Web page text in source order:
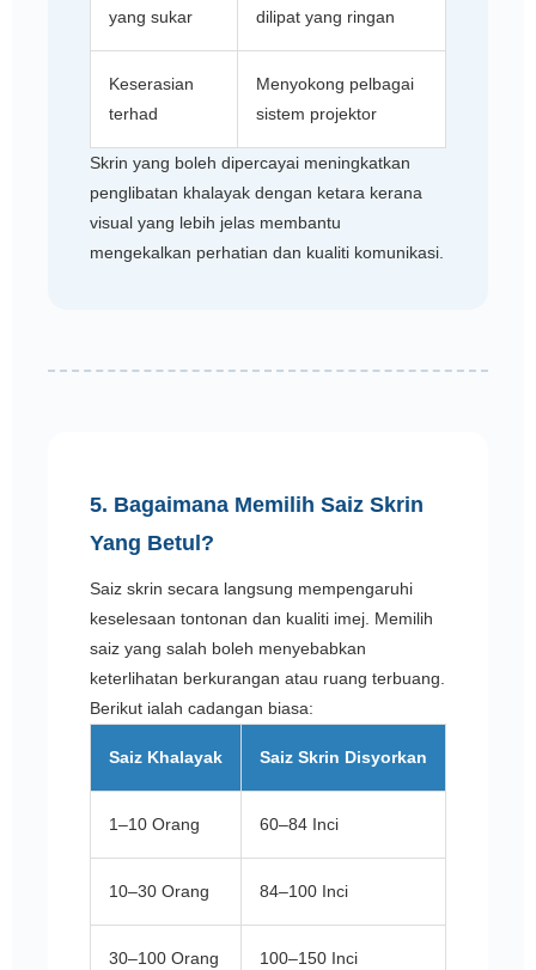
yang sukar
dilipat yang ringan
Keserasian
terhad
Menyokong pelbagai
sistem projektor
Skrin yang boleh dipercayai meningkatkan
penglibatan khalayak dengan ketara kerana
visual yang lebih jelas membantu
mengekalkan perhatian dan kualiti komunikasi.
5. Bagaimana Memilih Saiz Skrin
Yang Betul?
Saiz skrin secara langsung mempengaruhi
keselesaan tontonan dan kualiti imej. Memilih
saiz yang salah boleh menyebabkan
keterlihatan berkurangan atau ruang terbuang.
Berikut ialah cadangan biasa:
Saiz Khalayak Saiz Skrin Disyorkan
1–10 Orang 60–84 Inci
10–30 Orang 84–100 Inci
30–100 Orang 100–150 Inci